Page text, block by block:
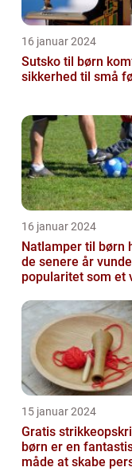
16 januar 2024
Sutsko til børn komfort og
sikkerhed til små
16 januar 2024
Natlamper til børn
de senere år
popularitet som et
børneværelset...
15 januar 2024
Gratis
børn er en
måde at skabe